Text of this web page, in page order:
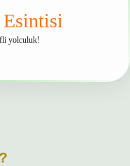
yolculuk!